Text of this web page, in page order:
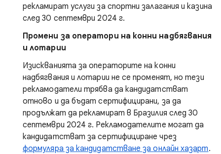
рекламират услуги за спортни залагания и казина
след 30 септември 2024 г.
Промени за оператори на конни надбягвания
и лотарии
Изискванията за операторите на конни
надбягвания и лотарии не се променят, но тези
рекламодатели трябва да кандидатстват
отново и да бъдат сертифицирани, за да
продължат да рекламират в Бразилия след 30
септември 2024 г. Рекламодателите могат да
кандидатстват за сертифициране чрез
формуляра за кандидатстване за онлайн хазарт.